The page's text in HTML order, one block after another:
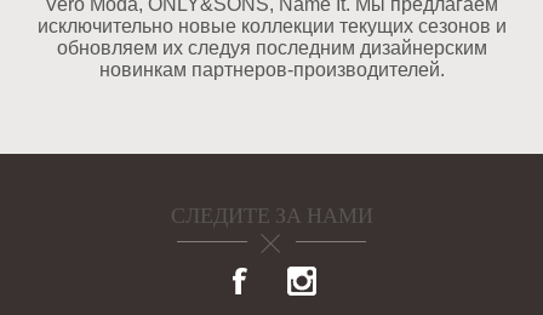
исключительно новые коллекции текущих сезонов и
обновляем их следуя последним дизайнерским
новинкам партнеров-производителей.
СЛЕДИТЕ ЗА НАМИ